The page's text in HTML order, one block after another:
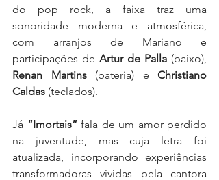
do pop rock, a faixa traz uma
sonoridade moderna e atmosférica,
com arranjos de Mariano e
participações de Artur de Palla
Renan Martins (bateria) e Christiano
Caldas (teclados).
Já “Imortais” fala de um amor perdido
na juventude, mas cuja letra foi
atualizada, incorporando experiências
transformadoras vividas pela cantora